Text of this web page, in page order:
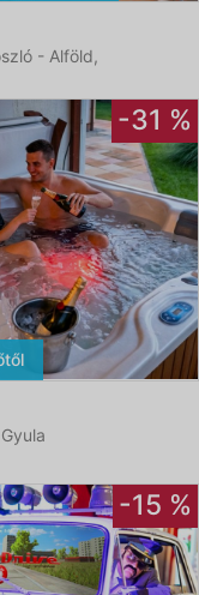
- Alföld,
-31 %
-15 %